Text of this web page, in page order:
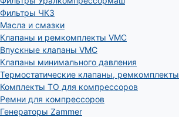
Фильтры ЧКЗ
Масла и смазки
Клапаны и ремкомплекты VMC
Впускные клапаны VMC
Клапаны минимального давления
Термостатические клапаны, ремкомплекты
Комплекты ТО для компрессоров
Ремни для компрессоров
Генераторы Zammer